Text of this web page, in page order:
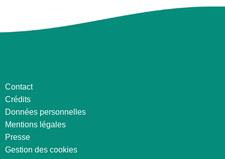
Contact
Crédits
Données personnelles
Mentions légales
Presse
Gestion des cookies